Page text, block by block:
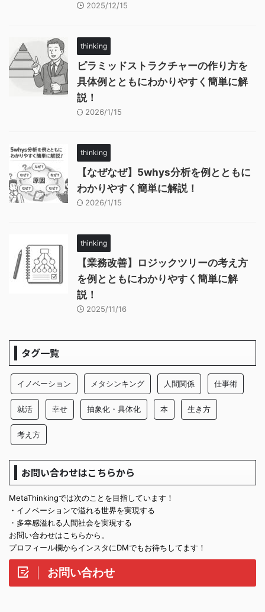
2025/12/15
thinking
ピラミッドストラクチャーの作り方を
具体例とともにわかりやすく簡単に解
説！
2026/1/15
thinking
【なぜなぜ】5whys分析を例とともに
わかりやすく簡単に解説！
2026/1/15
thinking
【業務改善】ロジックツリーの考え方
を例とともにわかりやすく簡単に解
説！
2025/11/16
タグ一覧
イノベーション メタシンキング 人間関係 仕事術
就活 幸せ 抽象化・具体化 本 生き方
考え方
お問い合わせはこちらから
MetaThinkingでは次のことを目指しています！
・イノベーションで溢れる世界を実現する
・多幸感溢れる人間社会を実現する
お問い合わせはこちらから。
プロフィール欄からインスタにDMでもお待ちしてます！
お問い合わせ